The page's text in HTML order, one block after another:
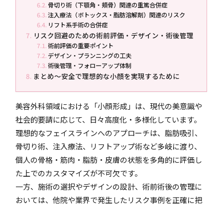
骨切り術（下顎角・頬骨）関連の重篤合併症
注入療法（ボトックス・脂肪溶解剤）関連のリスク
リフト系手術の合併症
リスク回避のための術前評価・デザイン・術後管理
術前評価の重要ポイント
デザイン・プランニングの工夫
術後管理・フォローアップ体制
まとめ〜安全で理想的な小顔を実現するために
美容外科領域における「小顔形成」は、現代の美意識や
社会的要請に応じて、日々高度化・多様化しています。
理想的なフェイスラインへのアプローチは、脂肪吸引、
骨切り術、注入療法、リフトアップ術など多岐に渡り、
個人の骨格・筋肉・脂肪・皮膚の状態を多角的に評価し
た上でのカスタマイズが不可欠です。
一方、施術の選択やデザインの設計、術前術後の管理に
おいては、他院や業界で発生したリスク事例を正確に把